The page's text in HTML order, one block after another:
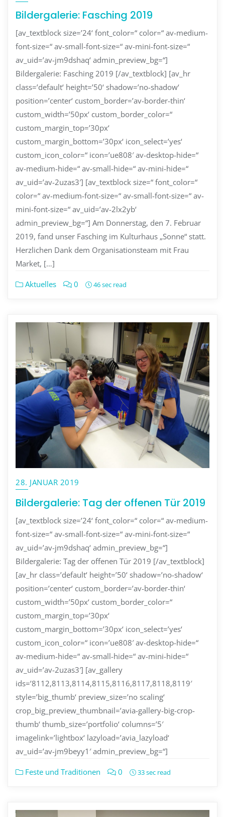
Bildergalerie: Fasching 2019
[av_textblock size=’24‘ font_color=“ color=“ av-medium-
font-size=“ av-small-font-size=“ av-mini-font-size=“
av_uid=’av-jm9dshaq‘ admin_preview_bg=“]
Bildergalerie: Fasching 2019 [/av_textblock] [av_hr
class=’default‘ height=’50‘ shadow=’no-shadow‘
position=’center‘ custom_border=’av-border-thin‘
custom_width=’50px‘ custom_border_color=“
custom_margin_top=’30px‘
custom_margin_bottom=’30px‘ icon_select=’yes‘
custom_icon_color=“ icon=’ue808′ av-desktop-hide=“
av-medium-hide=“ av-small-hide=“ av-mini-hide=“
av_uid=’av-2uzas3′] [av_textblock size=“ font_color=“
color=“ av-medium-font-size=“ av-small-font-size=“ av-
mini-font-size=“ av_uid=’av-2lx2yb‘
admin_preview_bg=“] Am Donnerstag, den 7. Februar
2019, fand unser Fasching im Kulturhaus „Sonne“ statt.
Herzlichen Dank dem Organisationsteam mit Frau
Market, […]
Aktuelles 0 46 sec read
28. JANUAR 2019
Bildergalerie: Tag der offenen Tür 2019
[av_textblock size=’24‘ font_color=“ color=“ av-medium-
font-size=“ av-small-font-size=“ av-mini-font-size=“
av_uid=’av-jm9dshaq‘ admin_preview_bg=“]
Bildergalerie: Tag der offenen Tür 2019 [/av_textblock]
[av_hr class=’default‘ height=’50‘ shadow=’no-shadow‘
position=’center‘ custom_border=’av-border-thin‘
custom_width=’50px‘ custom_border_color=“
custom_margin_top=’30px‘
custom_margin_bottom=’30px‘ icon_select=’yes‘
custom_icon_color=“ icon=’ue808′ av-desktop-hide=“
av-medium-hide=“ av-small-hide=“ av-mini-hide=“
av_uid=’av-2uzas3′] [av_gallery
ids=’8112,8113,8114,8115,8116,8117,8118,8119′
style=’big_thumb‘ preview_size=’no scaling‘
crop_big_preview_thumbnail=’avia-gallery-big-crop-
thumb‘ thumb_size=’portfolio‘ columns=’5′
imagelink=’lightbox‘ lazyload=’avia_lazyload‘
av_uid=’av-jm9beyy1′ admin_preview_bg=“]
Feste und Traditionen 0 33 sec read